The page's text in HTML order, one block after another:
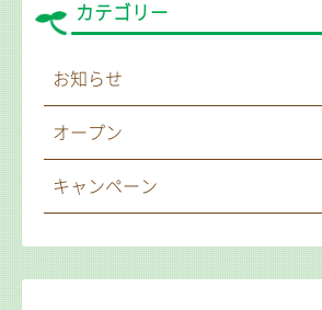
カテゴリー
お知らせ
オープン
キャンペーン